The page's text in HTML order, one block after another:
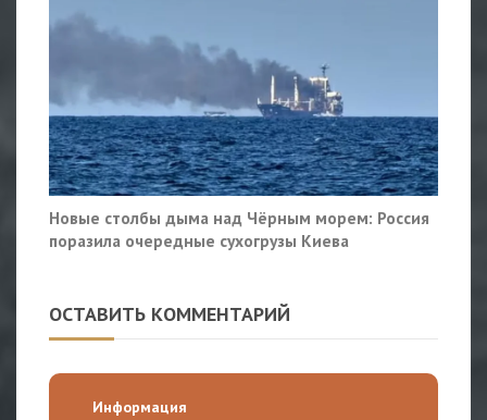
Новые столбы дыма над Чёрным морем: Россия
поразила очередные сухогрузы Киева
ОСТАВИТЬ КОММЕНТАРИЙ
Информация